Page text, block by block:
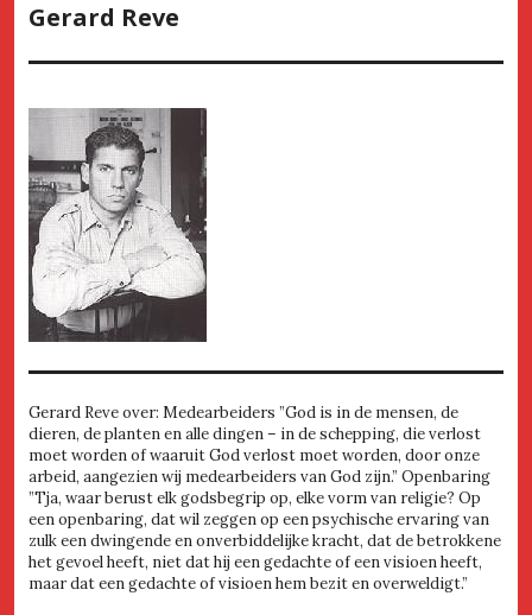
Gerard Reve
Gerard Reve over: Medearbeiders ”God is in de mensen, de
dieren, de planten en alle dingen – in de schepping, die verlost
moet worden of waaruit God verlost moet worden, door onze
arbeid, aangezien wij medearbeiders van God zijn.” Openbaring
”Tja, waar berust elk godsbegrip op, elke vorm van religie? Op
een openbaring, dat wil zeggen op een psychische ervaring van
zulk een dwingende en onverbiddelijke kracht, dat de betrokkene
het gevoel heeft, niet dat hij een gedachte of een visioen heeft,
maar dat een gedachte of visioen hem bezit en overweldigt.”